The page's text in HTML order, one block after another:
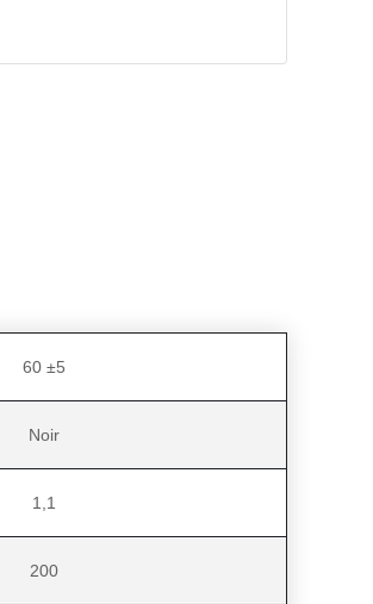
60 ±5
Noir
1,1
200